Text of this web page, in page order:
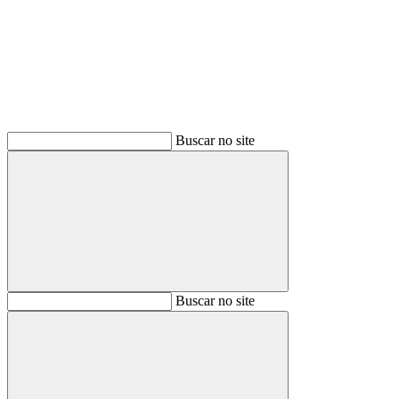
Buscar no site
BuscarBuscar no site